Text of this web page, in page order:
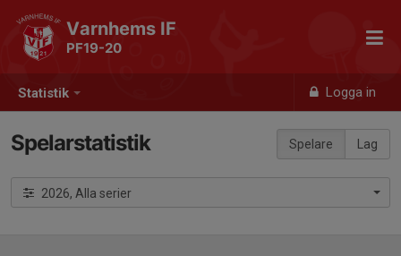
Statistik Logga in
Varnhems IF
PF19-20
Spelare Lag
Spelarstatistik
2026, Alla serier